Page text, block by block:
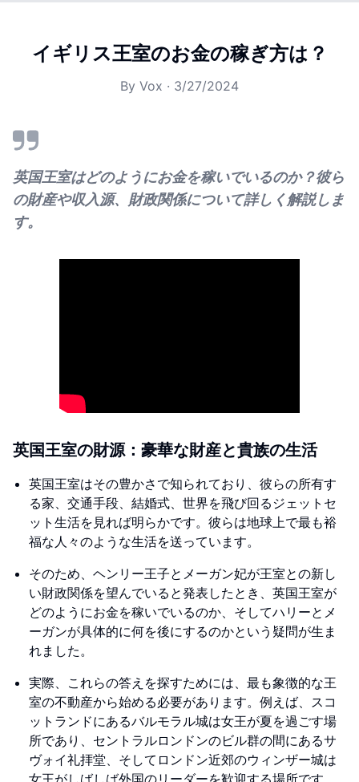
イギリス王室のお金の稼ぎ方は？
By Vox · 3/27/2024
英国王室はどのようにお金を稼いでいるのか？彼ら
の財産や収入源、財政関係について詳しく解説しま
す。
英国王室の財源：豪華な財産と貴族の生活
英国王室はその豊かさで知られており、彼らの所有す
る家、交通手段、結婚式、世界を飛び回るジェットセ
ット生活を見れば明らかです。彼らは地球上で最も裕
福な人々のような生活を送っています。
そのため、ヘンリー王子とメーガン妃が王室との新し
い財政関係を望んでいると発表したとき、英国王室が
どのようにお金を稼いでいるのか、そしてハリーとメ
ーガンが具体的に何を後にするのかという疑問が生ま
れました。
実際、これらの答えを探すためには、最も象徴的な王
室の不動産から始める必要があります。例えば、スコ
ットランドにあるバルモラル城は女王が夏を過ごす場
所であり、セントラルロンドンのビル群の間にあるサ
ヴォイ礼拝堂、そしてロンドン近郊のウィンザー城は
女王がしばしば外国のリーダーを歓迎する場所です。